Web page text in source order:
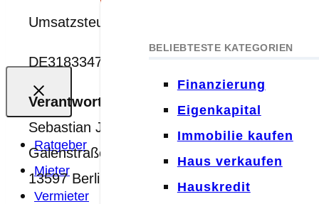
BELIEBTESTE KATEGORIEN
Ratgeber
Schimmel
Umzug
Kaution
Mietrecht
BELIEBTESTE KATEGORIEN
Finanzierung
Eigenkapital
Immobilie kaufen
Haus verkaufen
Hauskredit
Ratgeber
Mieter
Vermieter
UmsatzsteuerIdentifikationsnummer gemäß
DE318334717
Verantwortlich für den Inhalt nach § 55
Sebastian Jacobitz
Galenstraße 45
13597 Berlin